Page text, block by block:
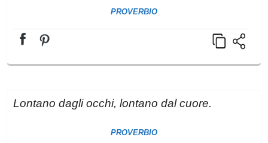
PROVERBIO
Lontano dagli occhi, lontano dal cuore.
PROVERBIO